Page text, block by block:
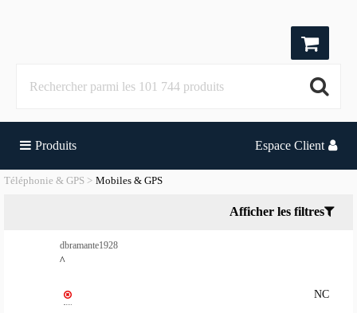
Produits Espace Client
Téléphonie & GPS Mobiles & GPS
Afficher les filtres
dbramante1928
^
NC